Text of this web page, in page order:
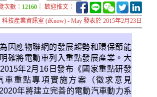
次數： 12160 ｜ 歡迎推文：
科技產業資訊室 (iKnow) - May 發表於 2015年2月23日
因應物聯網的發展趨勢和環保節能
確將電動車列入重點發展產業。大
年2月16日發布《國家重點研發
車重點專項實施方案（徵求意見
年將建立完善的電動汽車動力系